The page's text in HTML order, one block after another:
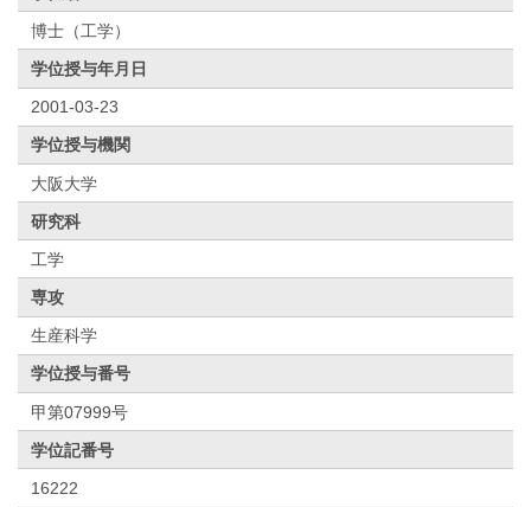
博士（工学）
学位授与年月日
2001-03-23
学位授与機関
大阪大学
研究科
工学
専攻
生産科学
学位授与番号
甲第07999号
学位記番号
16222